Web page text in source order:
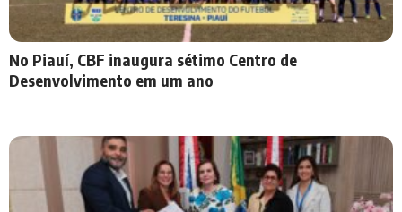
No Piauí, CBF inaugura sétimo Centro de
Desenvolvimento em um ano